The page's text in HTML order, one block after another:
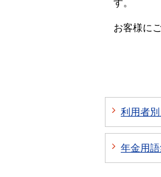
す。
お客様に
利用者
年金用